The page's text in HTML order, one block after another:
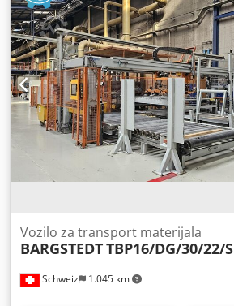
Schweiz 1.045 km
Vozilo za transport materijala
BARGSTEDTTBP16/DG/30/22/S